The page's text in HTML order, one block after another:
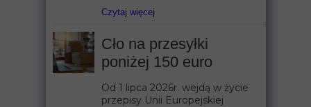
Czytaj więcej
Cło na przesyłki
poniżej 150 euro
Od 1 lipca 2026r. wejdą w życie
przepisy Unii Europejskiej